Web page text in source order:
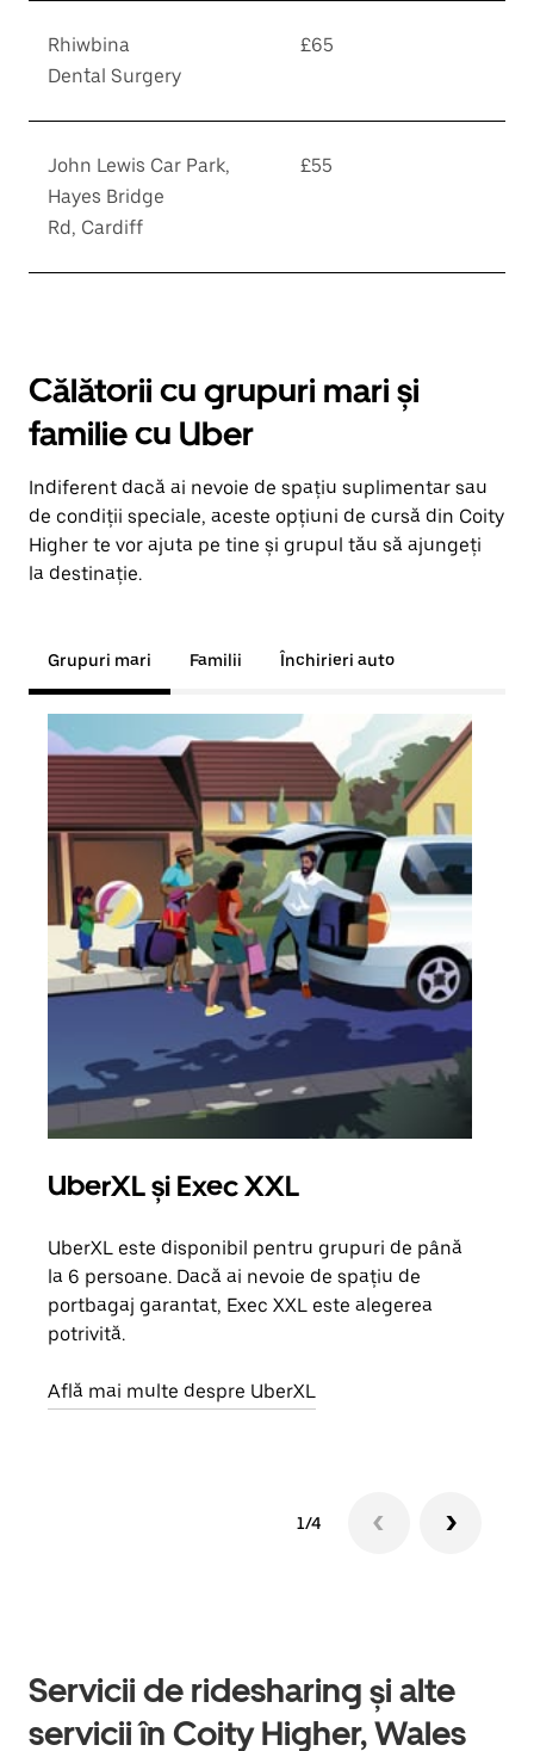
Rhiwbina
Dental Surgery
£65
John Lewis Car Park,
Hayes Bridge
Rd, Cardiff
£55
Călătorii cu grupuri mari și
familie cu Uber
Indiferent dacă ai nevoie de spațiu suplimentar sau
de condiții speciale, aceste opțiuni de cursă din Coity
Higher te vor ajuta pe tine și grupul tău să ajungeți
la destinație.
Grupuri mari Familii Închirieri auto
UberXL și Exec XXL
UberXL este disponibil pentru grupuri de până
la 6 persoane. Dacă ai nevoie de spațiu de
portbagaj garantat, Exec XXL este alegerea
potrivită.
Află mai multe despre UberXL
1/4
Servicii de ridesharing și alte
servicii în Coity Higher, Wales